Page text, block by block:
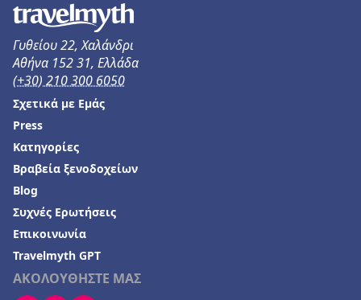
Γυθείου 22, Χαλάνδρι
Αθήνα 152 31, Ελλάδα
(+30) 210 300 6050
ΑΚΟΛΟΥΘΗΣΤΕ ΜΑΣ
Σχετικά με Εμάς
Press
Κατηγορίες
Βραβεία ξενοδοχείων
Blog
Συχνές Ερωτήσεις
Επικοινωνία
Travelmyth GPT